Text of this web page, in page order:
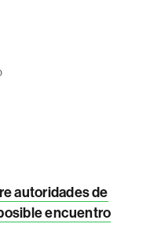
autoridades de
encuentro